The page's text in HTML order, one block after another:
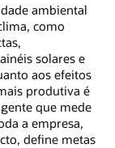
ambiental
como
solares e
aos efeitos
produtiva é
que mede
a empresa,
define metas